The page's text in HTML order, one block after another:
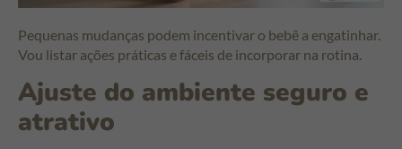
Pequenas mudanças podem incentivar o bebê a engatinhar.
Vou listar ações práticas e fáceis de incorporar na rotina.
Ajuste do ambiente seguro e
atrativo